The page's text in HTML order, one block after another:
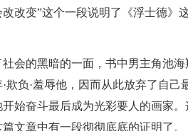
改变”这个一段说明了《浮士德》
会的黑暗的一面，书中男主角池
欺负·羞辱他，因而从此放弃了自
始奋斗最后成为光彩要人的画家
文章中有一段彻彻底底的证明了。